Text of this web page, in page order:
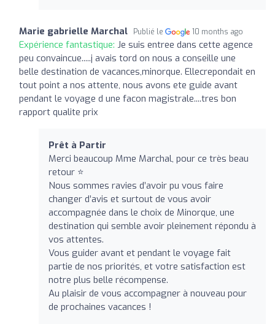
Marie gabrielle Marchal Publié le 10 months ago
Expérience fantastique: Je suis entree dans cette agence
peu convaincue.....j avais tord on nous a conseille une
belle destination de vacances,minorque. Ellecrepondait en
tout point a nos attente, nous avons ete guide avant
pendant le voyage d une facon magistrale....tres bon
rapport qualite prix
Prêt à Partir
Merci beaucoup Mme Marchal, pour ce très beau
retour ⭐
Nous sommes ravies d’avoir pu vous faire
changer d’avis et surtout de vous avoir
accompagnée dans le choix de Minorque, une
destination qui semble avoir pleinement répondu à
vos attentes.
Vous guider avant et pendant le voyage fait
partie de nos priorités, et votre satisfaction est
notre plus belle récompense.
Au plaisir de vous accompagner à nouveau pour
de prochaines vacances !